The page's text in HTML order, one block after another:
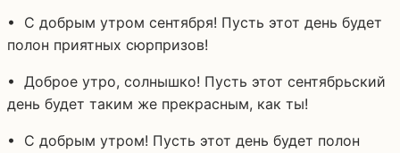
• С добрым утром сентября! Пусть этот день будет
полон приятных сюрпризов!
• Доброе утро, солнышко! Пусть этот сентябрьский
день будет таким же прекрасным, как ты!
• С добрым утром! Пусть этот день будет полон